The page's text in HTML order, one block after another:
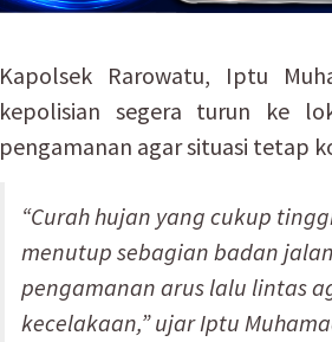
Kapolsek Rarowatu, Iptu
kepolisian segera turun ke
pengamanan agar situasi tetap
“Curah hujan yang cukup
menutup sebagian badan
pengamanan arus lalu lintas
kecelakaan,” ujar Iptu